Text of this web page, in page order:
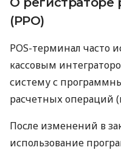
(РРО)
POS-терминал часто
кассовым
систему с
расчетных операций
После изменений в
использование